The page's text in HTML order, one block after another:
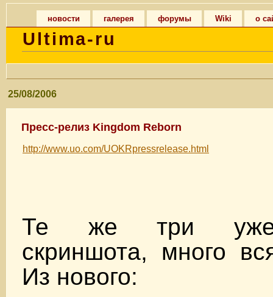
новости галерея форумы Wiki о
Ultima-ru
25/08/2006
Пресс-релиз Kingdom Reborn
http://www.uo.com/UOKRpressrelease.html
Те же три уже
скриншота, много
Из нового: